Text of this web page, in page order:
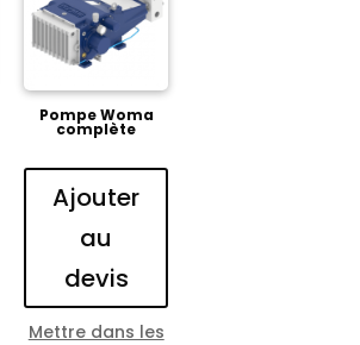
Pompe Woma
complète
Ajouter
au
devis
Mettre dans les